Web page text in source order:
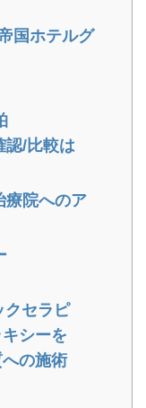
国ホテルグ
認/比較は
療院へのア
クセラピ
シーを
の施術